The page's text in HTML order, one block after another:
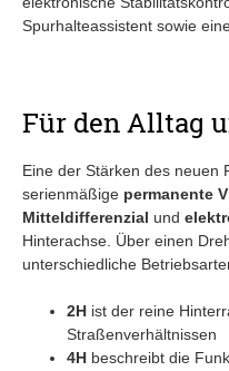
Spurhalteassistent sowie
Für den Alltag
Eine der Stärken des neuen
serienmäßige permanente
Mitteldifferenzial und
Hinterachse. Über einen
unterschiedliche
2H ist der reine
Straßenverhältnissen
4H beschreibt die